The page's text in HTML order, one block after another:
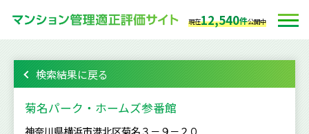
現在12,540件公開中
検索結果に戻る
菊名パーク・ホームズ参番館
神奈川県横浜市港北区菊名３－９－２０